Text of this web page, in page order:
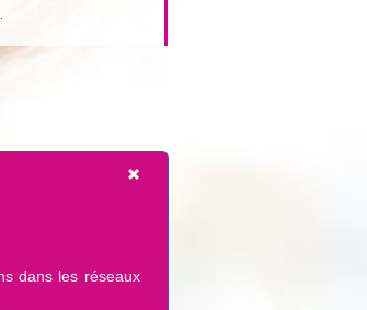
dans les réseaux